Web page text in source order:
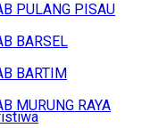
PULANG PISAU
BARSEL
BARTIM
MURUNG RAYA